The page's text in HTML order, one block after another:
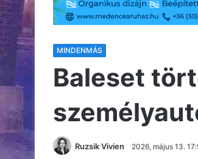
MINDENMÁS
Baleset
Ruzsik Vivien 2026, május 13.